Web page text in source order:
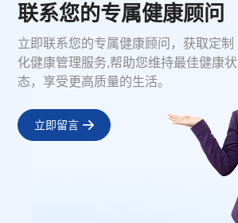
联系您的专属健康顾问
立即联系您的专属健康顾问，获取定制
化健康管理服务,帮助您维持最佳健康状
态，享受更高质量的生活。
立即留言